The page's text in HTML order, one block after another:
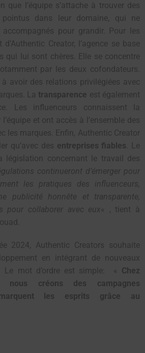
que l’équipe s’attache à trouver des
dans leur domaine, qui ne
accompagnés pour grandir. Pour les
Creator, l’agence se base
qui lui sont chères. Elle se concentre
par les deux cofondateurs.
avoir des relations privilégiées avec
La transparence est également
Les influenceurs connaissent la
et ont accès à l’ensemble des
les marques. Enfin, Authentic Creator
qu’avec des entreprises fiables . Le
législation concernant le travail des
continueront d’émerger pour
les pratiques des influenceurs,
publicité honnête et transparente,
pour collaborer avec eux « , tient à
2024, Authentic Creators souhaite
en intégrant de nouveaux
Le mot d’ordre est simple: « Chez
nous créons des campagnes
les esprits grâce au